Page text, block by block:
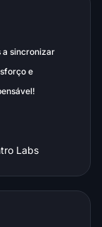
a sincronizar
e
Labs